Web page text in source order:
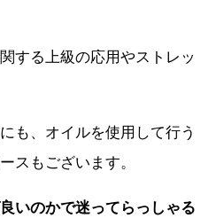
する上級の応用やストレッ
も、オイルを使用して行う
スもございます。
いのかで迷ってらっしゃる